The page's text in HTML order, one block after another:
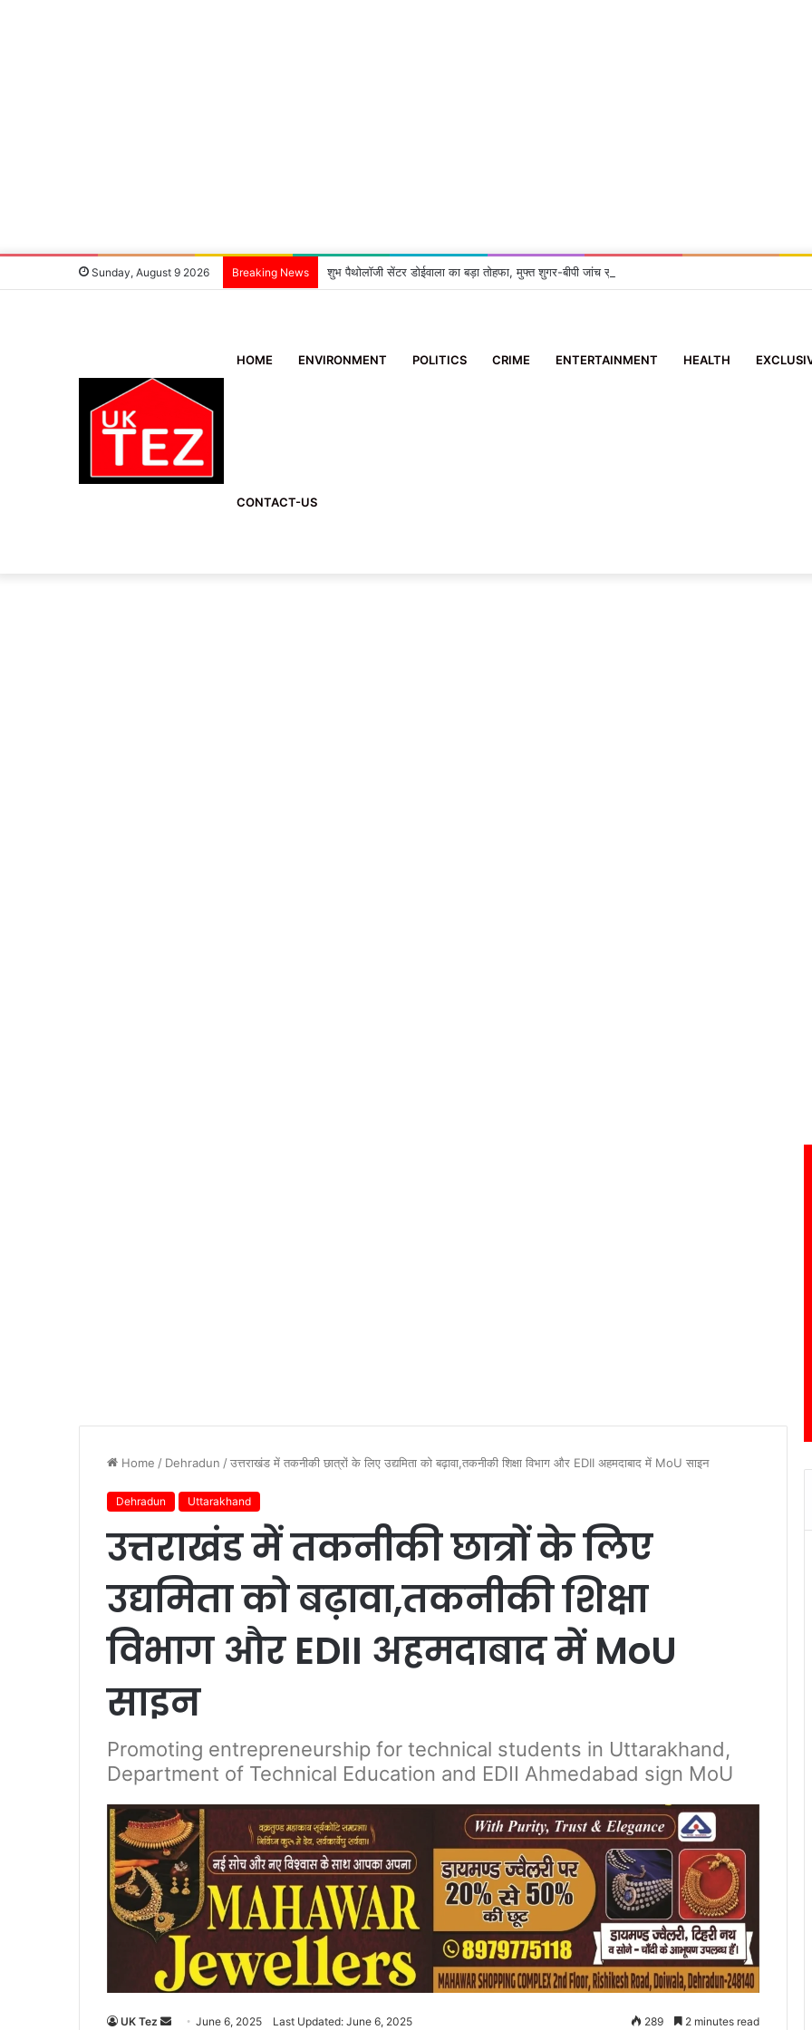
Sunday, August 9 2026 Breaking News शुभ पैथोलॉजी सेंटर डोईवाला का बड़ा तोहफा, मुफ्त शुगर-बीपी जांच सुविधा शुरू
HOME ENVIRONMENT POLITICS CRIME ENTERTAINMENT HEALTH
CONTACT-US
Home / Dehradun /उत्तराखंड में तकनीकी छात्रों के लिए उद्यमिता को बढ़ावा,तकनीकी शिक्षा विभाग और EDII अहमदाबाद में MoU साइन
Dehradun Uttarakhand
उत्तराखंड में तकनीकी छात्रों के लिए
उद्यमिता को बढ़ावा,तकनीकी शिक्षा
विभाग और EDII अहमदाबाद में MoU
साइन
Promoting entrepreneurship for technical students in Uttarakhand,
Department of Technical Education and EDII Ahmedabad sign MoU
UK Tez June 6, 2025 Last Updated: June 6, 2025 289 2 minutes read